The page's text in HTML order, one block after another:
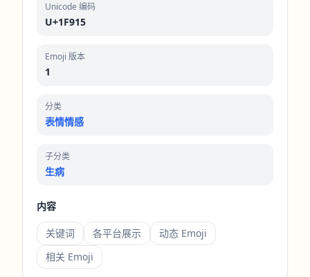
Unicode 编码
U+1F915
Emoji 版本
1
分类
表情情感
子分类
生病
内容
关键词 各平台展示
动态 Emoji
相关 Emoji